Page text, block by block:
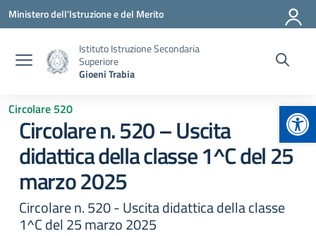
Vai ai contenuti
Vai al menu di navigazione
Vai al footer
Ministero dell'Istruzione e del Merito
Istituto Istruzione Secondaria
Superiore
Gioeni Trabia
Circolare 520
Circolare n. 520 – Uscita
didattica della classe 1^C del 25
marzo 2025
Circolare n. 520 - Uscita didattica della classe
1^C del 25 marzo 2025